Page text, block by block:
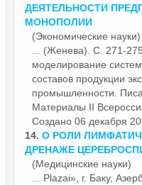
ДЕЯТЕЛЬНОСТИ
МОНОПОЛИИ
(Экономические науки)
... (Женева). С. 271-
моделирование
составов продукции
промышленности.
Материалы II
Создано 06 декабря
14. О РОЛИ
ДРЕНАЖЕ
(Медицинские науки)
... Plazai», г. Баку,